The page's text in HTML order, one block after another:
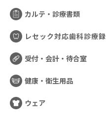
カルテ・診療書類
レセック対応歯科診療録
受付・会計・待合室
健康・衛生用品
ウェア